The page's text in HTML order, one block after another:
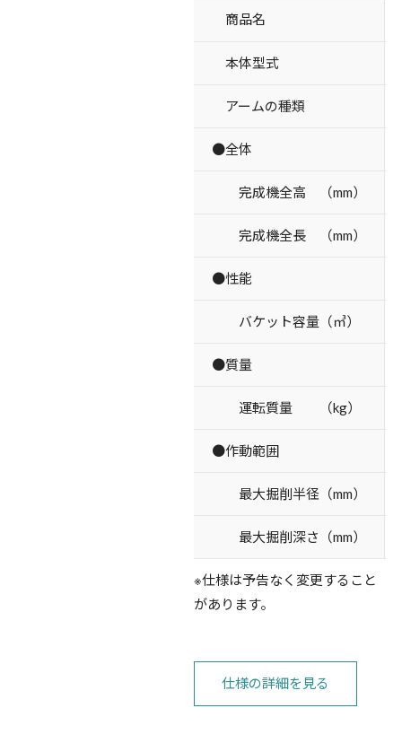
商品名
本体型式
アームの種類
●全体
完成機全高 （mm）
完成機全長 （mm）
●性能
バケット容量（㎥）
●質量
運転質量 （kg）
●作動範囲
最大掘削半径（mm）
最大掘削深さ（mm）
※仕様は予告なく変更すること
があります。
仕様の詳細を見る